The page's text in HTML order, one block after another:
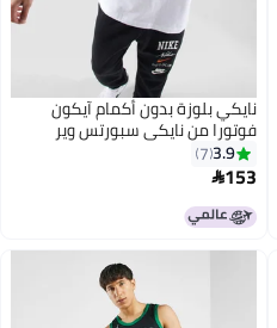
نايكي بلوزة بدون أكمام آيكون
فوتورا من نايكي سبورتس وير
3.9
7
153